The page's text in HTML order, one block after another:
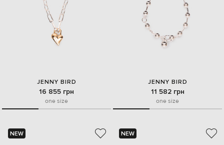
JENNY BIRD
16 855 грн
one size
JENNY BIRD
11 582 грн
one size
NEW NEW